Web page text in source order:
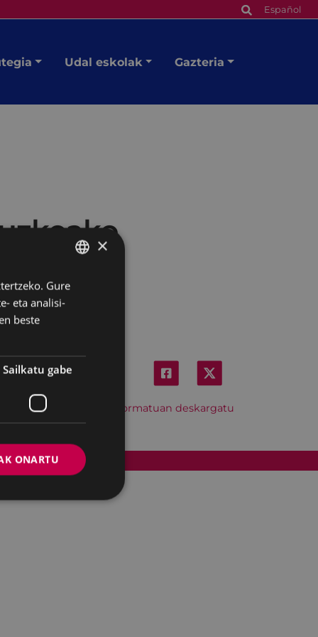
Español
Udal eskolak Gazteria
Hitzordu hau iCal formatuan deskargatu
Cookien politika
BASQUE
SPANISH
×
Gure
eta analisi-
beste
Sailkatu gabe
ONARTU